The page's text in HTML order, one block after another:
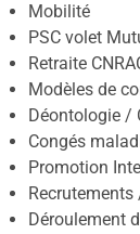
Mobilité
PSC volet
Retraite
Modèles de
Déontologie /
Congés
Promotion
Déroulement